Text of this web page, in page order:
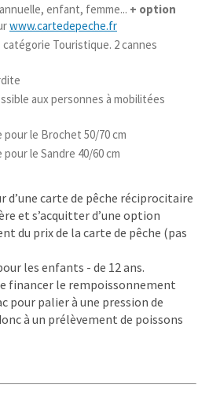
enfant, femme... + option
www.cartedepeche.fr
catégorie Touristique. 2 cannes
aux personnes à mobilitées
le Brochet 50/70 cm
le Sandre 40/60 cm
carte de pêche réciprocitaire
et s’acquitter d’une option
du prix de la carte de pêche (pas
les enfants - de 12 ans.
financer le rempoissonnement
pour palier à une pression de
à un prélèvement de poissons